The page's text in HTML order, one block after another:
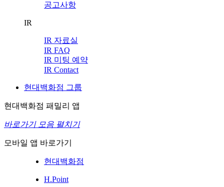
공고사항
IR
IR 자료실
IR FAQ
IR 미팅 예약
IR Contact
현대백화점 그룹
현대백화점 패밀리 앱
바로가기 모음 펼치기
모바일 앱 바로가기
현대백화점
H.Point